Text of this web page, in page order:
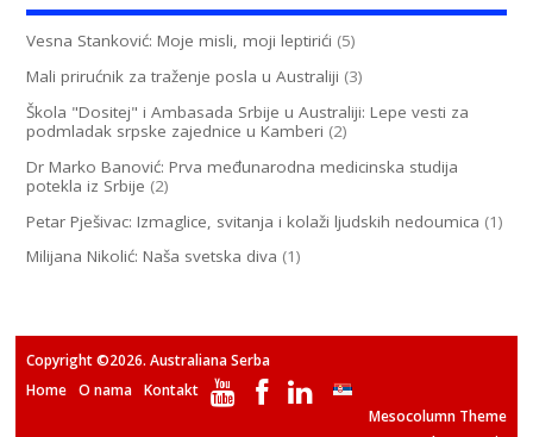
Vesna Stanković: Moje misli, moji leptirići (5)
Mali prirućnik za traženje posla u Australiji (3)
Škola "Dositej" i Ambasada Srbije u Australiji: Lepe vesti za
podmladak srpske zajednice u Kamberi (2)
Dr Marko Banović: Prva međunarodna medicinska studija
potekla iz Srbije (2)
Petar Pješivac: Izmaglice, svitanja i kolaži ljudskih nedoumica (1)
Milijana Nikolić: Naša svetska diva (1)
Copyright ©2026. Australiana Serba
Home O nama Kontakt
Mesocolumn Theme